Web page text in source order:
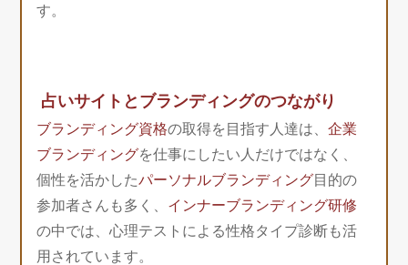
す。
占いサイトとブランディングのつながり
ブランディング資格の取得を目指す人達は、企業
ブランディングを仕事にしたい人だけではなく、
個性を活かしたパーソナルブランディング目的の
参加者さんも多く、 インナーブランディング研修
の中では、心理テストによる性格タイプ診断も活
用されています。